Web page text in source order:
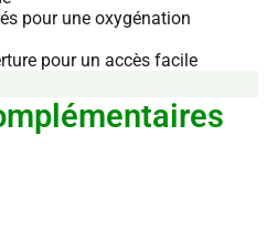
pour une oxygénation
pour un accès facile